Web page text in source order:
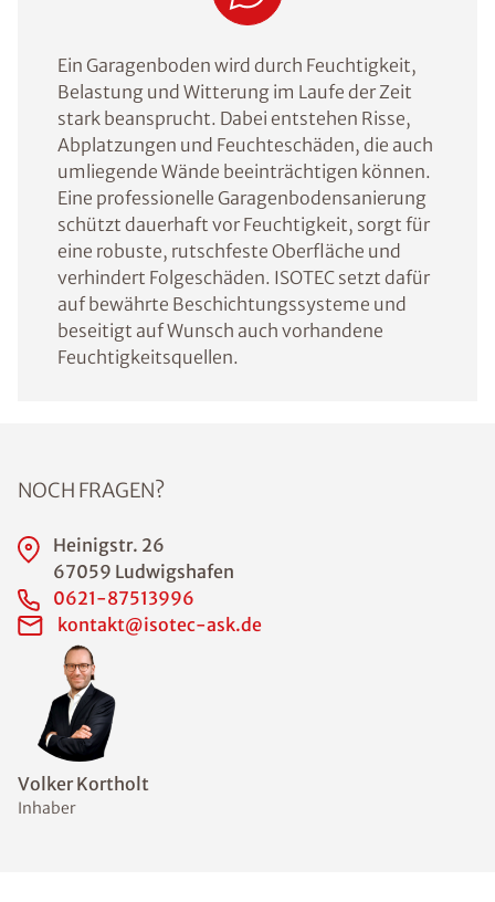
Ein Garagenboden wird durch Feuchtigkeit,
Belastung und Witterung im Laufe der Zeit
stark beansprucht. Dabei entstehen Risse,
Abplatzungen und Feuchteschäden, die auch
umliegende Wände beeinträchtigen können.
Eine professionelle Garagenbodensanierung
schützt dauerhaft vor Feuchtigkeit, sorgt für
eine robuste, rutschfeste Oberfläche und
verhindert Folgeschäden. ISOTEC setzt dafür
auf bewährte Beschichtungssysteme und
beseitigt auf Wunsch auch vorhandene
Feuchtigkeitsquellen.
Volker Kortholt
Inhaber
NOCH FRAGEN?
Heinigstr. 26
67059 Ludwigshafen
0621-87513996
kontakt@isotec-ask.de